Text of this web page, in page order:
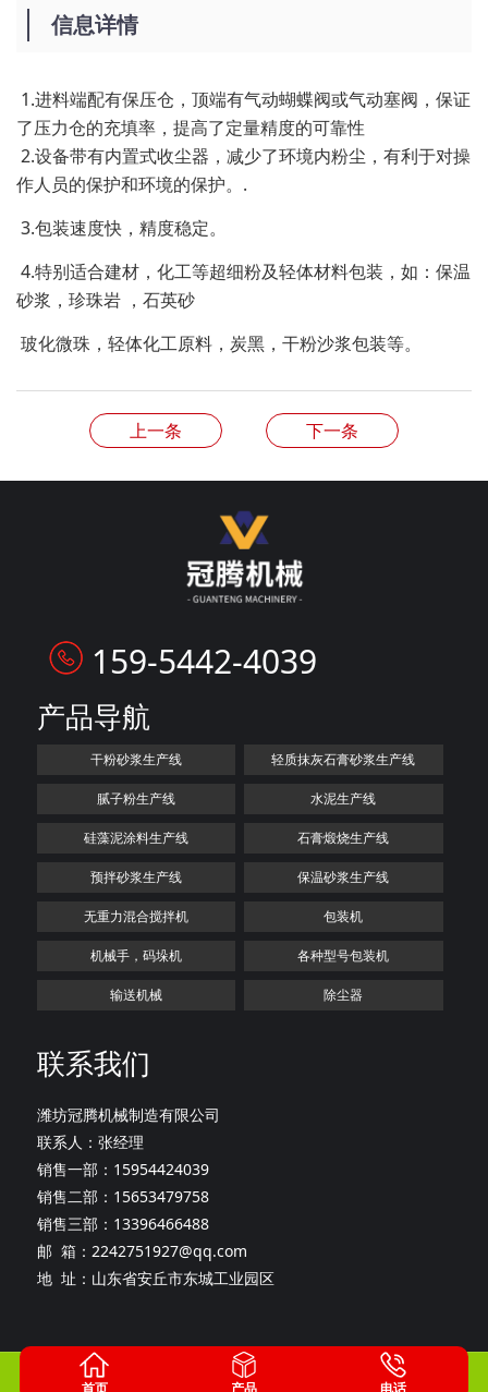
信息详情
1.进料端配有保压仓，顶端有气动蝴蝶阀或气动塞阀，保证
了压力仓的充填率，提高了定量精度的可靠性
2.设备带有内置式收尘器，减少了环境内粉尘，有利于对操
作人员的保护和环境的保护。.
3.包装速度快，精度稳定。
4.特别适合建材，化工等超细粉及轻体材料包装，如：保温
砂浆，珍珠岩 ，石英砂
玻化微珠，轻体化工原料，炭黑，干粉沙浆包装等。
上一条 下一条
159-5442-4039
产品导航
干粉砂浆生产线 轻质抹灰石膏砂浆生产线
腻子粉生产线 水泥生产线
硅藻泥涂料生产线 石膏煅烧生产线
预拌砂浆生产线 保温砂浆生产线
无重力混合搅拌机 包装机
机械手，码垛机 各种型号包装机
输送机械 除尘器
联系我们
潍坊冠腾机械制造有限公司
联系人：张经理
销售一部：15954424039
销售二部：15653479758
销售三部：13396466488
邮 箱：2242751927@qq.com
地 址：山东省安丘市东城工业园区
版权所有：潍坊冠腾机械制造有限公司 鲁ICP备20027165号-1
首页 产品 电话